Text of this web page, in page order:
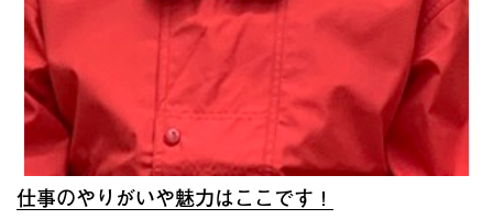
仕事のやりがいや魅力はここです！